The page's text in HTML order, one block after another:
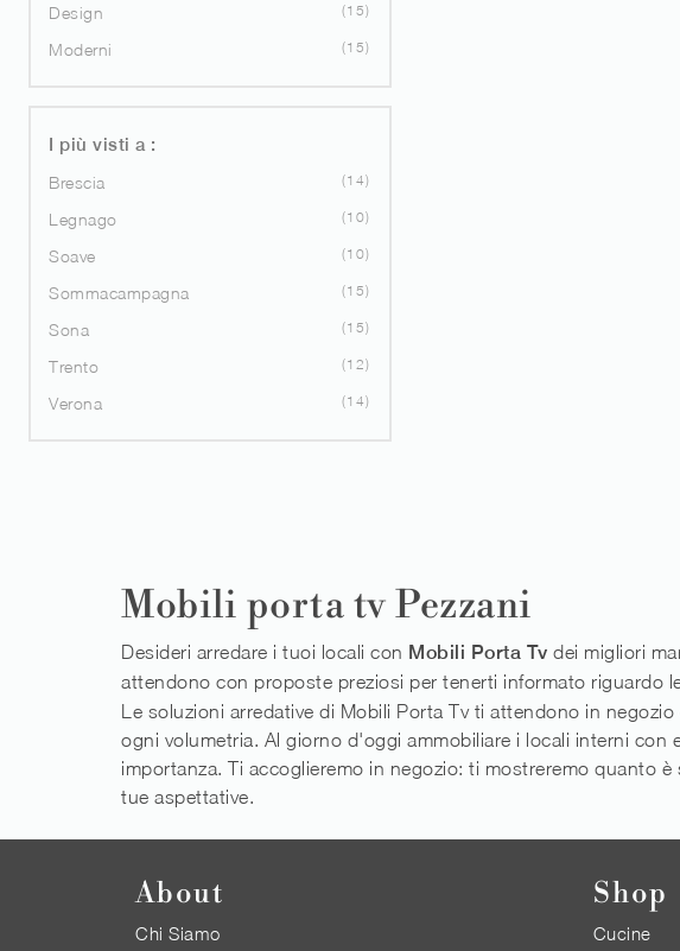
Design
15
Moderni 15
I più visti a :
Brescia
14
Legnago 10
Soave 10
Sommacampagna 15
Sona 15
Trento 12
Verona 14
Mobili porta tv Pezzani
Desideri arredare i tuoi locali con Mobili Porta Tv dei migliori
attendono con proposte preziosi per tenerti informato riguardo
Le soluzioni arredative di Mobili Porta Tv ti attendono in
ogni volumetria. Al giorno d'oggi ammobiliare i locali interni con
importanza. Ti accoglieremo in negozio: ti mostreremo quanto
tue aspettative.
About
Chi Siamo
Shop
Cucine